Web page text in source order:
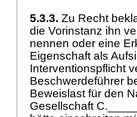
5.3.3. Zu Recht
die Vorinstanz ihn
nennen oder eine
Eigenschaft als
Interventionspflicht
Beschwerdeführer
Beweislast für den
Gesellschaft